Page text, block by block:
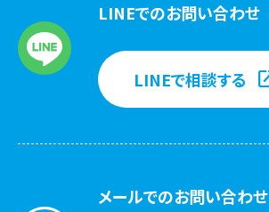
LINEでのお問い合わせ
LINEで相談する
メールでのお問い合わせ